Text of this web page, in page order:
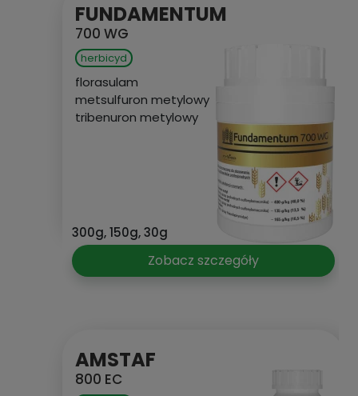
FUNDAMENTUM
700 WG
herbicyd
florasulam
metsulfuron metylowy
tribenuron metylowy
300g, 150g, 30g
Zobacz szczegóły
AMSTAF
800 EC